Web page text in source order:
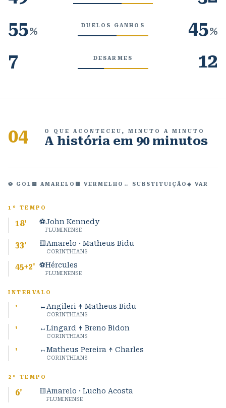
55% DUELOS GANHOS 45%
7 DESARMES 12
04 O QUE ACONTECEU, MINUTO A MINUTO
A história em 90 minutos
⚽ GOL 🟨 AMARELO 🟥 VERMELHO ↔ SUBSTITUIÇÃO ◆ VAR
1º TEMPO
18' ⚽John Kennedy
FLUMINENSE
33' 🟨Amarelo · Matheus Bidu
CORINTHIANS
45+2' ⚽Hércules
FLUMINENSE
INTERVALO
' ↔Angileri ↑ Matheus Bidu
CORINTHIANS
' ↔Lingard ↑ Breno Bidon
CORINTHIANS
' ↔Matheus Pereira ↑ Charles
CORINTHIANS
2º TEMPO
6' 🟨Amarelo · Lucho Acosta
FLUMINENSE